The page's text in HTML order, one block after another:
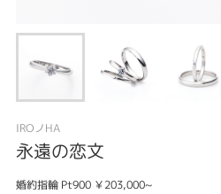
IROノHA
永遠の恋文
婚約指輪 Pt900 ￥203,000~